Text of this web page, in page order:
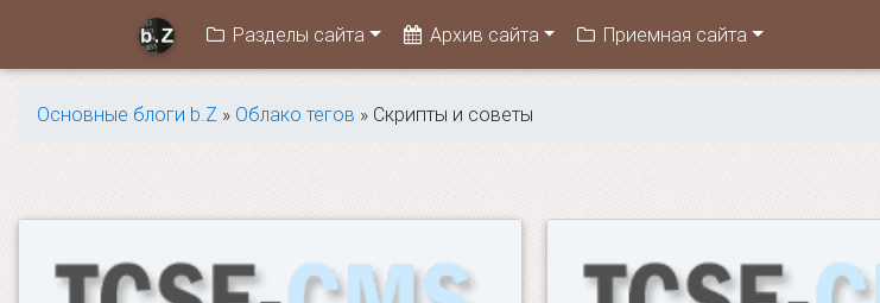
Разделы сайта Архив сайта Приемная сайта
Основные блоги b.Z » Облако тегов » Скрипты и советы